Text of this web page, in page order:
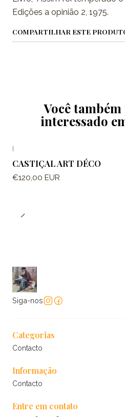
Edições a opinião 2, 1975.
COMPARTILHAR ESTE
Você
interessado
CASTIÇAL ART DÉCO
€120,00 EUR
Siga-nos
Categorias
Contacto
Informação
Contacto
Entre em contato